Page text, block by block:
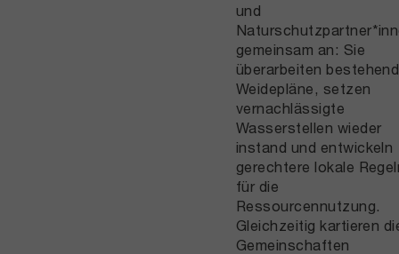
und
gemeinsam an: Sie
überarbeiten
Weidepläne, setzen
vernachlässigte
Wasserstellen wieder
instand und entwickeln
gerechtere lokale
für die
Ressourcennutzung.
Gleichzeitig kartieren
Gemeinschaften